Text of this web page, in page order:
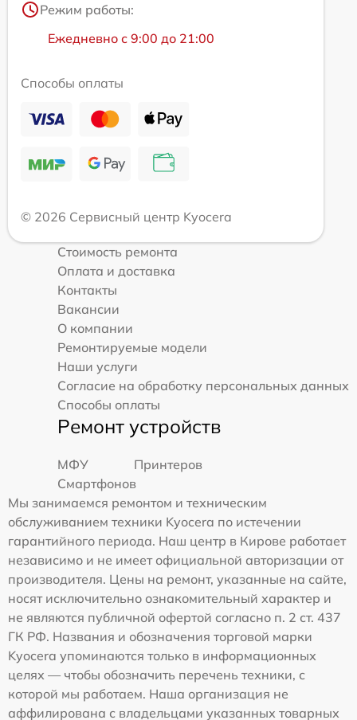
Режим работы:
Ежедневно с 9:00 до 21:00
Способы оплаты
© 2026 Сервисный центр Kyocera
Стоимость ремонта
Оплата и доставка
Контакты
Вакансии
О компании
Ремонтируемые модели
Наши услуги
Согласие на обработку персональных данных
Способы оплаты
Ремонт устройств
МФУ
Принтеров
Смартфонов
Мы занимаемся ремонтом и техническим
обслуживанием техники Kyocera по истечении
гарантийного периода. Наш центр в Кирове работает
независимо и не имеет официальной авторизации от
производителя. Цены на ремонт, указанные на сайте,
носят исключительно ознакомительный характер и
не являются публичной офертой согласно п. 2 ст. 437
ГК РФ. Названия и обозначения торговой марки
Kyocera упоминаются только в информационных
целях — чтобы обозначить перечень техники, с
которой мы работаем. Наша организация не
аффилирована с владельцами указанных товарных